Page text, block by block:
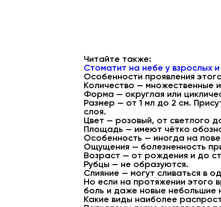
Читайте также:
Стоматит на небе у взрослых
Особенности проявления
Количество — множественные
Форма — округлая или
Размер — от 1 мл до 2 см.
слоя.
Цвет — розовый, от светлого
Площадь — имеют чётко
Особенность — иногда на
Ощущения — болезненность
Возраст — от рождения и до
Рубцы — не образуются.
Слияние — могут сливаться в
Но если на протяжении этого
боль и даже новые небольшие
Какие виды наиболее